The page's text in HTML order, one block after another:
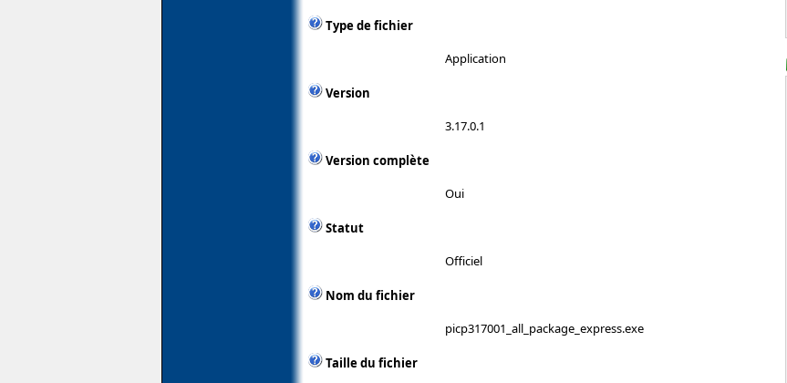
Type de fichier
Application
Version
3.17.0.1
Version complète
Oui
Statut
Officiel
Nom du fichier
picp317001_all_package_express.exe
Taille du fichier